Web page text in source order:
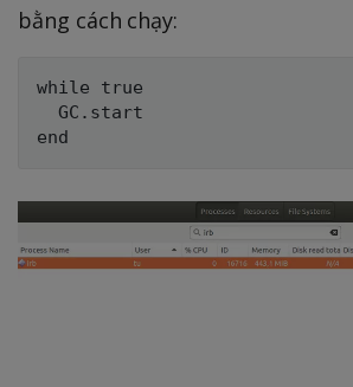
bằng cách chạy:
while true
  GC.start